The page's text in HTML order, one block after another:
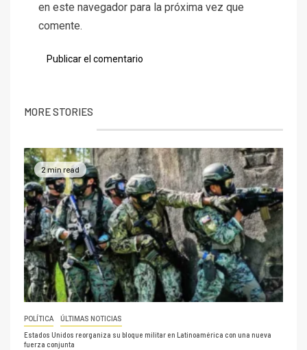
en este navegador para la próxima vez que
comente.
MORE STORIES
2 min read
POLÍTICA ÚLTIMAS NOTICIAS
Estados Unidos reorganiza su bloque militar en Latinoamérica con una nueva
fuerza conjunta